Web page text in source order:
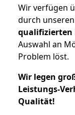
Wir verfügen
durch
qualifizierten
Auswahl an
Problem löst.
Wir legen
Leistungs-
Qualität!